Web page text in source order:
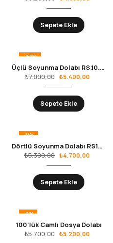
Sepete Ekle
-23%
Üçlü Soyunma Dolabı RS.10.01.03
₺7.000,00 ₺5.400,00
Sepete Ekle
-11%
Dörtlü Soyunma Dolabı RS10.01.04
₺5.300,00 ₺4.700,00
Sepete Ekle
-9%
100’lük Camlı Dosya Dolabı
₺5.700,00 ₺5.200,00